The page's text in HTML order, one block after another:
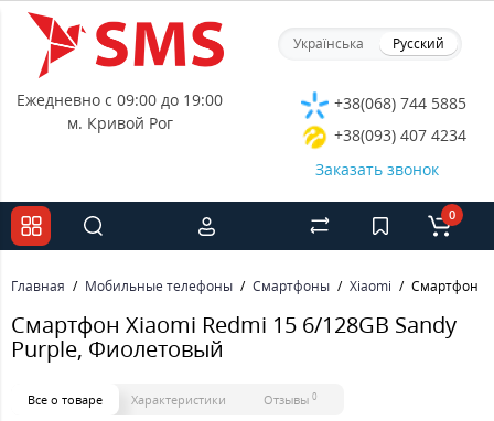
Українська Русский
Ежедневно с 09:00 до 19:00
м. Кривой Рог
+38(068) 744 5885
+38(093) 407 4234
Заказать звонок
0
Главная Мобильные телефоны Смартфоны Xiaomi Смартфон
Смартфон Xiaomi Redmi 15 6/128GB Sandy
Purple, Фиолетовый
Все о товаре Характеристики Отзывы 0